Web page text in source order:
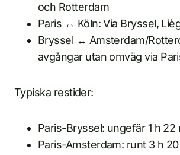
och Rotterdam
Paris ↔ Köln: Via Bryssel,
Bryssel ↔ Amsterdam/
avgångar utan omväg via
Typiska restider:
Paris-Bryssel: ungefär 1 h 22
Paris-Amsterdam: runt 3 h